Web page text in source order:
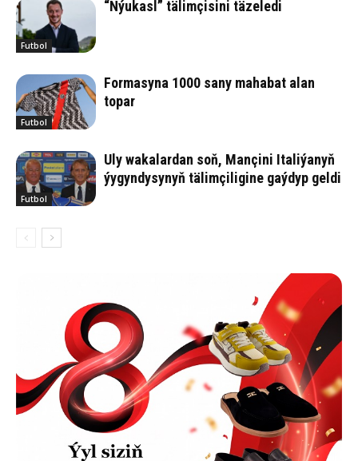
Futbol
“Nýukasl” tälimçisini täzeledi
Futbol
Formasyna 1000 sany mahabat alan
topar
Futbol
Uly wakalardan soň, Mançini Italiýanyň
ýygyndysynyň tälimçiligine gaýdyp geldi